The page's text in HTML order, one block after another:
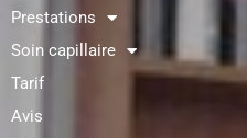
Prestations
Soin capillaire
Tarif
Avis